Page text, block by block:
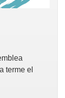
terme el